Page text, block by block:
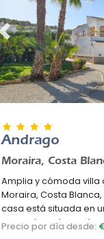
Previous
Andrago
Moraira, Costa
Amplia y cómoda villa
Moraira, Costa Blanca,
casa está situada en
cerca de
Precio por día desde: